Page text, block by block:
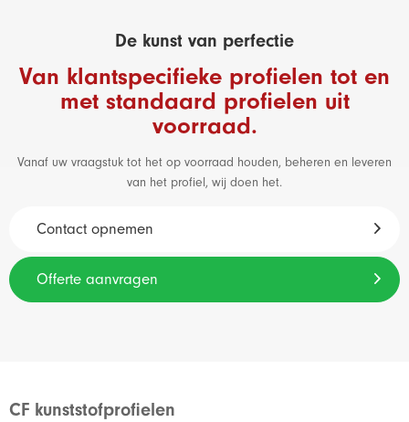
De kunst van perfectie
Van klantspecifieke profielen tot en
met standaard profielen uit
voorraad.
Vanaf uw vraagstuk tot het op voorraad houden, beheren en leveren
van het profiel, wij doen het.
Contact opnemen
Offerte aanvragen
CF kunststofprofielen